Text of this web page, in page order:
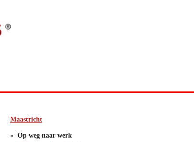
Maastricht
Op weg naar werk